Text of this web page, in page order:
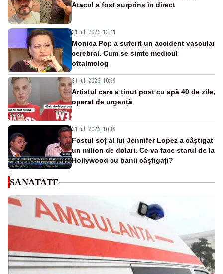
Atacul a fost surprins în direct
31 iul. 2026, 13:41
Monica Pop a suferit un accident vascular
cerebral. Cum se simte medicul
oftalmolog
31 iul. 2026, 10:59
Artistul care a ținut post cu apă 40 de zile,
operat de urgență
31 iul. 2026, 10:19
Fostul soț al lui Jennifer Lopez a câștigat
un milion de dolari. Ce va face starul de la
Hollywood cu banii câștigați?
SANATATE